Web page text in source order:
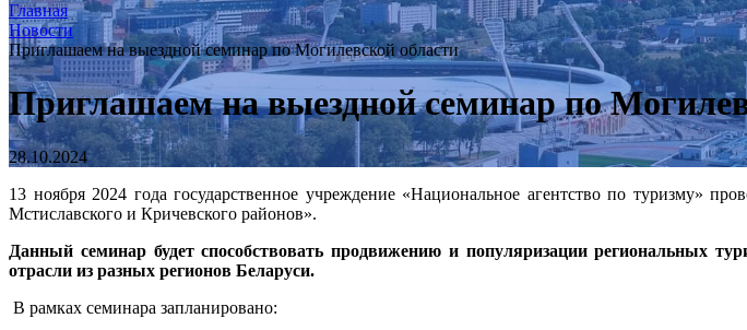
Главная
Новости
Приглашаем на выездной семинар по Могилевской области
Приглашаем на выездной семинар по
28.10.2024
13 ноября 2024 года государственное учреждение «Национальное агентство по туризму»
Мстиславского и Кричевского районов».
Данный семинар будет способствовать продвижению и популяризации региональных
отрасли из разных регионов Беларуси.
В рамках семинара запланировано: